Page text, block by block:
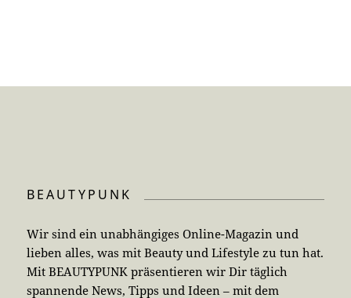
BEAUTYPUNK
Wir sind ein unabhängiges Online-Magazin und
lieben alles, was mit Beauty und Lifestyle zu tun hat.
Mit BEAUTYPUNK präsentieren wir Dir täglich
spannende News, Tipps und Ideen – mit dem